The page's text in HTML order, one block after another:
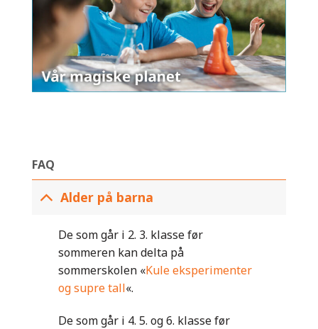
FAQ
Alder på barna
De som går i 2. 3. klasse før
sommeren kan delta på
sommerskolen «Kule eksperimenter
og supre tall«.
De som går i 4. 5. og 6. klasse før